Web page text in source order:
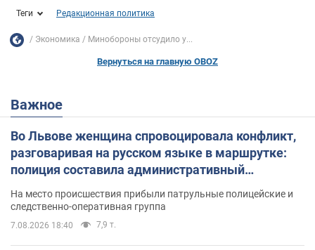
Теги Редакционная политика
Экономика Минобороны отсудило у...
Вернуться на главную OBOZ
Важное
Во Львове женщина спровоцировала конфликт,
разговаривая на русском языке в маршрутке:
полиция составила административный
На место происшествия прибыли патрульные полицейские и
следственно-оперативная группа
7.08.2026 18:40 7,9 т.